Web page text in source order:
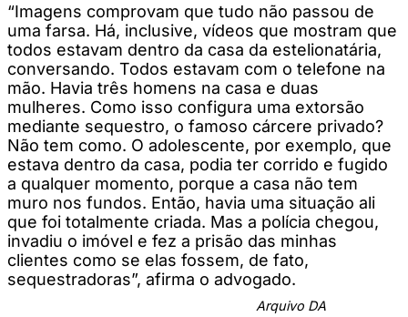
“Imagens comprovam que tudo não passou de
uma farsa. Há, inclusive, vídeos que mostram que
todos estavam dentro da casa da estelionatária,
conversando. Todos estavam com o telefone na
mão. Havia três homens na casa e duas
mulheres. Como isso configura uma extorsão
mediante sequestro, o famoso cárcere privado?
Não tem como. O adolescente, por exemplo, que
estava dentro da casa, podia ter corrido e fugido
a qualquer momento, porque a casa não tem
muro nos fundos. Então, havia uma situação ali
que foi totalmente criada. Mas a polícia chegou,
invadiu o imóvel e fez a prisão das minhas
clientes como se elas fossem, de fato,
sequestradoras”, afirma o advogado.
Arquivo DA